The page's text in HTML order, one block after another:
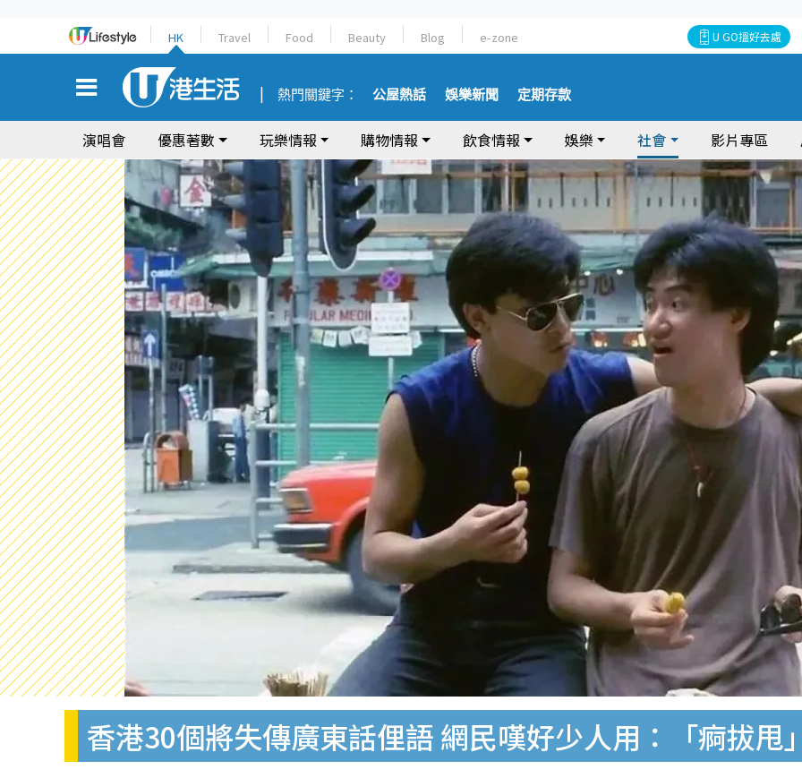
HK Travel Food Beauty Blog e-zone U GO搵好去處
熱門關鍵字： 公屋熱話 娛樂新聞 定期存款
演唱會 優惠著數 玩樂情報 購物情報 飲食情報 娛樂 社會 影片專區
香港30個將失傳廣東話俚語 網民嘆好少人用：「痾拔甩